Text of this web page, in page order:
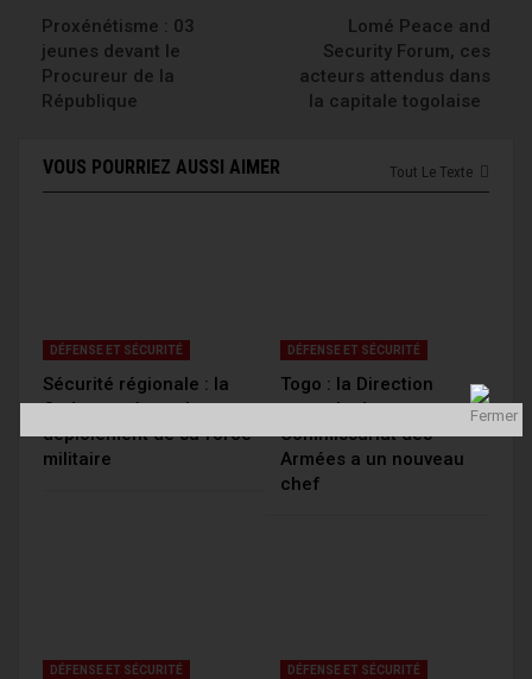
Proxénétisme : 03
jeunes devant le
Procureur de la
République
Lomé Peace and
Security Forum, ces
acteurs attendus dans
la capitale togolaise
Tout Le Texte
VOUS POURRIEZ AUSSI AIMER
DÉFENSE ET SÉCURITÉ
Sécurité régionale : la
Cedeao prépare le
déploiement de sa force
militaire
DÉFENSE ET SÉCURITÉ
Togo : la Direction
centrale du
Commissariat des
Armées a un nouveau
chef
DÉFENSE ET SÉCURITÉ DÉFENSE ET SÉCURITÉ